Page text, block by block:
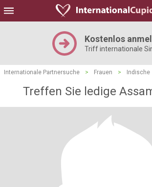
Kostenlos
Triff internationale
Internationale Partnersuche > Frauen > Indische
Treffen Sie ledige